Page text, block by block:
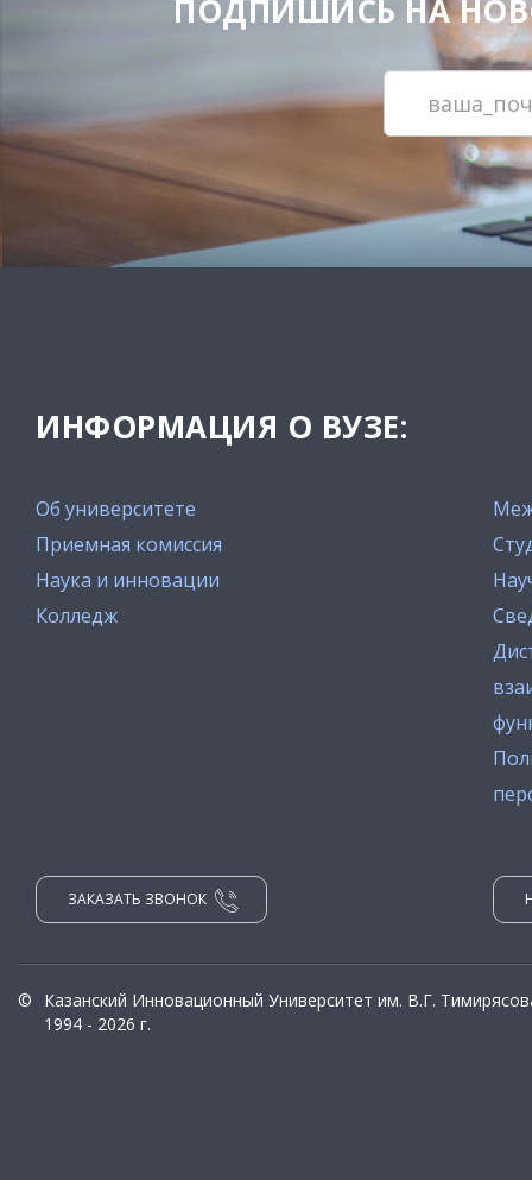
ПОДПИШИСЬ НА
ИНФОРМАЦИЯ О ВУЗЕ:
Об университете
Приемная комиссия
Наука и инновации
Колледж
ЗАКАЗАТЬ ЗВОНОК
©
Казанский Инновационный Университет им. В.Г.
1994 - 2026 г.